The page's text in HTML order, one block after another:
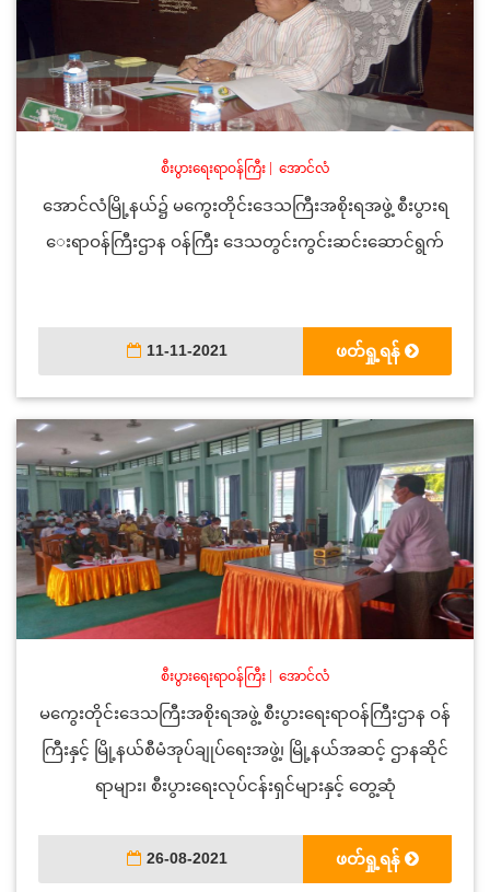
စီးပွားရေးရာဝန်ကြီး| အောင်လံ
အောင်လံမြို့နယ်၌ မကွေးတိုင်းဒေသကြီးအစိုးရအဖွဲ့ စီးပွားရ
ေးရာဝန်ကြီးဌာန ဝန်ကြီး ဒေသတွင်းကွင်းဆင်းဆောင်ရွက်
11-11-2021 ဖတ်ရှု့ရန်
စီးပွားရေးရာဝန်ကြီး| အောင်လံ
မကွေးတိုင်းဒေသကြီးအစိုးရအဖွဲ့ စီးပွားရေးရာဝန်ကြီးဌာန ဝန်
ကြီးနှင့် မြို့နယ်စီမံအုပ်ချုပ်ရေးအဖွဲ့၊ မြို့နယ်အဆင့် ဌာနဆိုင်
ရာများ၊ စီးပွားရေးလုပ်ငန်းရှင်များနှင့် တွေ့ဆုံ
26-08-2021 ဖတ်ရှု့ရန်